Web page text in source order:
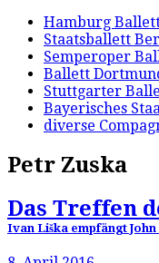
Hamburg
Staatsballett
Semperoper
Ballett
Stuttgarter
Bayerisches
diverse
Petr Zuska
Das Treffen
Ivan Liška empfängt